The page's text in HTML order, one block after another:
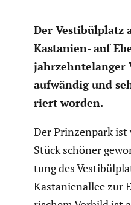
Der Vesti­bül­platz
Kastanien- auf
jahrzehn­te­langer
aufwändig und
riert worden.
Der Prinzen­park ist
Stück schöner
tung des
Kasta­ni­en­allee zur